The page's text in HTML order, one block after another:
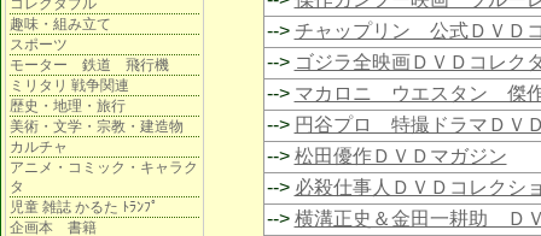
コレクタブル
趣味・組み立て
スポーツ
モーター 鉄道 飛行機
ミリタリ 戦争関連
歴史・地理・旅行
美術・文学・宗教・建造物
カルチャ
アニメ・コミック・キャラク
タ
児童 雑誌 かるた ﾄﾗﾝﾌﾟ
企画本 書籍
--> チャップリン 公式ＤＶＤ
--> ゴジラ全映画ＤＶＤコレク
--> マカロニ ウエスタン 傑
--> 円谷プロ 特撮ドラマＤＶ
--> 松田優作ＤＶＤマガジン
--> 必殺仕事人ＤＶＤコレクシ
--> 横溝正史＆金田一耕助 Ｄ